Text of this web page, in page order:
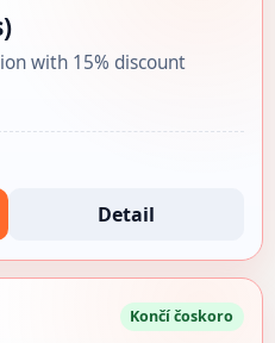
with 15% discount
Detail
Končí čoskoro